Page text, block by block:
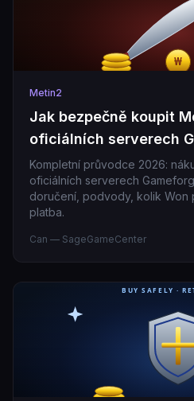
Metin2
Jak bezpečně koupit
oficiálních serverech
Kompletní průvodce 2026:
oficiálních serverech
doručení, podvody, kolik
platba.
Can — SageGameCenter